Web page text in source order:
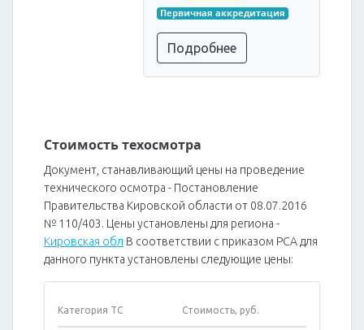
Первичная аккредитация
Подробнее
Стоимость техосмотра
Документ, станавливающий цены на проведение
технического осмотра - Постановление
Правительства Кировской области от 08.07.2016
№ 110/403. Цены установлены для региона -
Кировская обл В соответствии с приказом РСА для
данного пункта установлены следующие цены:
Категория ТС Стоимость, руб.